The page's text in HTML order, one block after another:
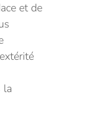
et de
la